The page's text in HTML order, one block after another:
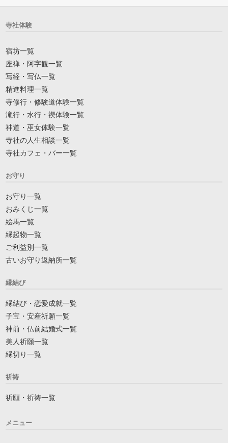
寺社体験
宿坊一覧
座禅・阿字観一覧
写経・写仏一覧
精進料理一覧
寺修行・修験道体験一覧
滝行・水行・禊体験一覧
神道・巫女体験一覧
寺社の人生相談一覧
寺社カフェ・バー一覧
お守り
お守り一覧
おみくじ一覧
絵馬一覧
縁起物一覧
ご利益別一覧
古いお守り返納所一覧
縁結び
縁結び・恋愛成就一覧
子宝・安産祈願一覧
神前・仏前結婚式一覧
美人祈願一覧
縁切り一覧
祈祷
祈願・祈祷一覧
メニュー